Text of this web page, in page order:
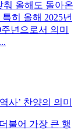
춰 올해도 돌아온
히 올해 2025년
년으로서 의미
사’ 찬양의 의미
불어 가장 큰 행